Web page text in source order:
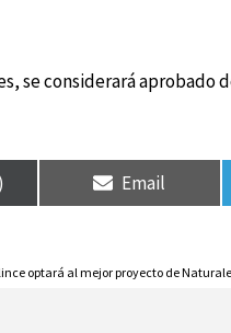
se considerará aprobado
Email